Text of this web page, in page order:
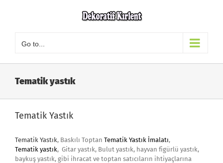
Go to...
Tematik yastık
Tematik Yastık
Tematik Yastık, Baskılı Toptan Tematik Yastık İmalatı,
Tematik yastık, Gitar yastık, Bulut yastık, hayvan figürlü yastık,
baykuş yastık, gibi ihracat ve toptan satıcıların ihtiyaçlarına